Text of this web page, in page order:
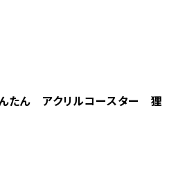
んたん アクリルコースター 狸